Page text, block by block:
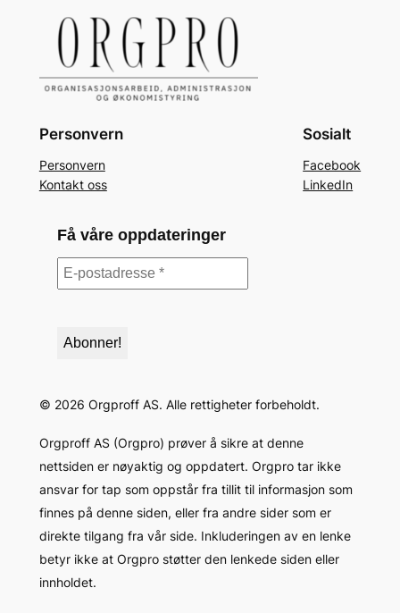
Personvern
Personvern
Kontakt oss
Sosialt
Facebook
LinkedIn
Få våre oppdateringer
© 2026 Orgproff AS. Alle rettigheter forbeholdt.
Orgproff AS (Orgpro) prøver å sikre at denne
nettsiden er nøyaktig og oppdatert. Orgpro tar ikke
ansvar for tap som oppstår fra tillit til informasjon som
finnes på denne siden, eller fra andre sider som er
direkte tilgang fra vår side. Inkluderingen av en lenke
betyr ikke at Orgpro støtter den lenkede siden eller
innholdet.